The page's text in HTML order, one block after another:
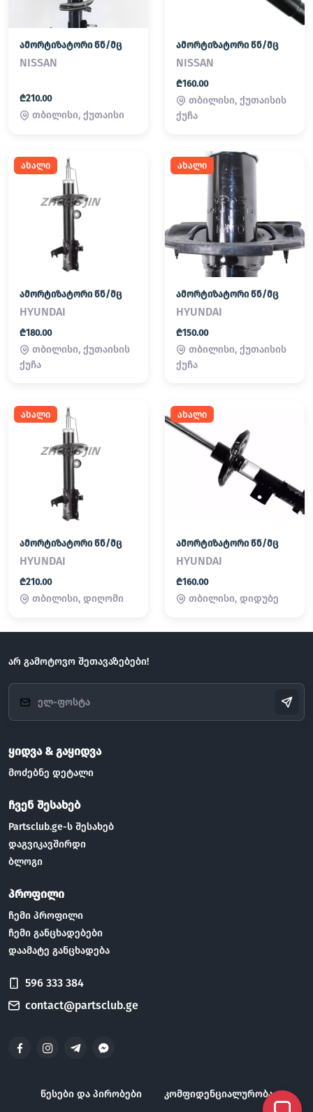
ამორტიზატორი წნ/მც
NISSAN
₾210.00
თბილისი, ქუთაისი
ამორტიზატორი წნ/მც
NISSAN
₾160.00
თბილისი, ქუთაისის
ქუჩა
ახალი
ამორტიზატორი წნ/მც
HYUNDAI
₾180.00
თბილისი, ქუთაისის
ქუჩა
ახალი
ამორტიზატორი წნ/მც
HYUNDAI
₾150.00
თბილისი, ქუთაისის
ქუჩა
ახალი
ამორტიზატორი წნ/მც
HYUNDAI
₾210.00
თბილისი, დიღომი
ახალი
ამორტიზატორი წნ/მც
HYUNDAI
₾160.00
თბილისი, დიდუბე
არ გამოტოვო შეთავაზებები!
ყიდვა & გაყიდვა
მოძებნე დეტალი
ჩვენ შესახებ
Partsclub.ge-ს შესახებ
დაგვიკავშირდი
ბლოგი
პროფილი
ჩემი პროფილი
ჩემი განცხადებები
დაამატე განცხადება
596 333 384
contact@partsclub.ge
წესები და პირობები კომფიდენციალურობა